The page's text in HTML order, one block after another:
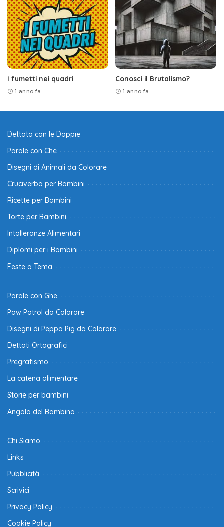
I fumetti nei quadri
1 anno fa
Conosci il Brutalismo?
1 anno fa
Dettato con le Doppie
Parole con Che
Disegni di Animali da Colorare
Cruciverba per Bambini
Ricette per Bambini
Torte per Bambini
Intolleranze Alimentari
Diplomi per i Bambini
Feste a Tema
Parole con Ghe
Paw Patrol da Colorare
Disegni di Peppa Pig da Colorare
Dettati Ortografici
Pregrafismo
La catena alimentare
Storie per bambini
Angolo del Bambino
Chi Siamo
Links
Pubblicità
Scrivici
Privacy Policy
Cookie Policy